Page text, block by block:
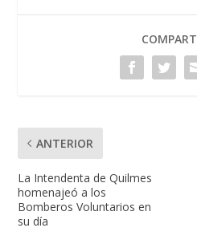
ANTERIOR
La Intendenta de Quilmes
homenajeó a los
Bomberos Voluntarios en
su día